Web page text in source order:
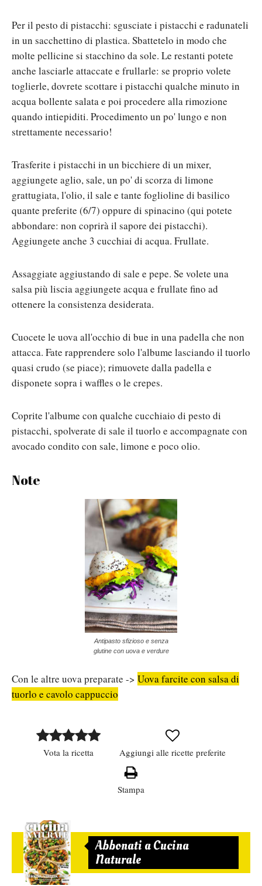
Per il pesto di pistacchi: sgusciate i pistacchi e radunateli
in un sacchettino di plastica. Sbattetelo in modo che
molte pellicine si stacchino da sole. Le restanti potete
anche lasciarle attaccate e frullarle: se proprio volete
toglierle, dovrete scottare i pistacchi qualche minuto in
acqua bollente salata e poi procedere alla rimozione
quando intiepiditi. Procedimento un po' lungo e non
strettamente necessario!
Trasferite i pistacchi in un bicchiere di un mixer,
aggiungete aglio, sale, un po' di scorza di limone
grattugiata, l'olio, il sale e tante foglioline di basilico
quante preferite (6/7) oppure di spinacino (qui potete
abbondare: non coprirà il sapore dei pistacchi).
Aggiungete anche 3 cucchiai di acqua. Frullate.
Assaggiate aggiustando di sale e pepe. Se volete una
salsa più liscia aggiungete acqua e frullate fino ad
ottenere la consistenza desiderata.
Cuocete le uova all'occhio di bue in una padella che non
attacca. Fate rapprendere solo l'albume lasciando il tuorlo
quasi crudo (se piace); rimuovete dalla padella e
disponete sopra i waffles o le crepes.
Coprite l'albume con qualche cucchiaio di pesto di
pistacchi, spolverate di sale il tuorlo e accompagnate con
avocado condito con sale, limone e poco olio.
Note
Antipasto sfizioso e senza
glutine con uova e verdure
Con le altre uova preparate -> Uova farcite con salsa di
tuorlo e cavolo cappuccio
Vota la ricetta Aggiungi alle ricette preferite
Stampa
Abbonati a Cucina
Naturale